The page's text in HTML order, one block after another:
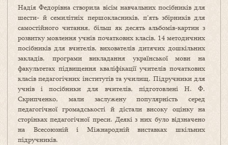
Надія Федорівна створила вісім навчальних посібників для
шести- й семилітніх першокласників, п’ять збірників для
самостійного читання, більш як десять альбомів-картин з
розвитку мовлення учнів початкових класів, 14 методичних
посібників для вчителів, вихователів дитячих дошкільних
закладів, програми викладання української мови на
факультетах підвищення кваліфікації учителів початкових
класів педагогічних інститутів та училищ. Підручники для
учнів і посібники для вчителів, підготовлені Н. Ф.
Скрипченко, мали заслужену популярність серед
педагогічної громадськості й дістали високу оцінку на
сторінках педагогічної преси. Деякі з них було відзначено
на Всесоюзній і Міжнародній виставках шкільних
підручників.